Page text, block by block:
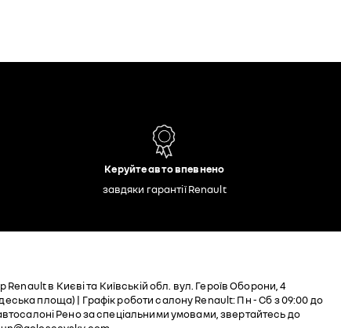
Керуйте авто впевнено
завдяки гарантії Renault
в Києві та Київській обл. вул. Героїв Оборони, 4
площа) | Графік роботи салону Renault: Пн - Cб з 09:00 до
Рено за спеціальними умовами, звертайтесь до